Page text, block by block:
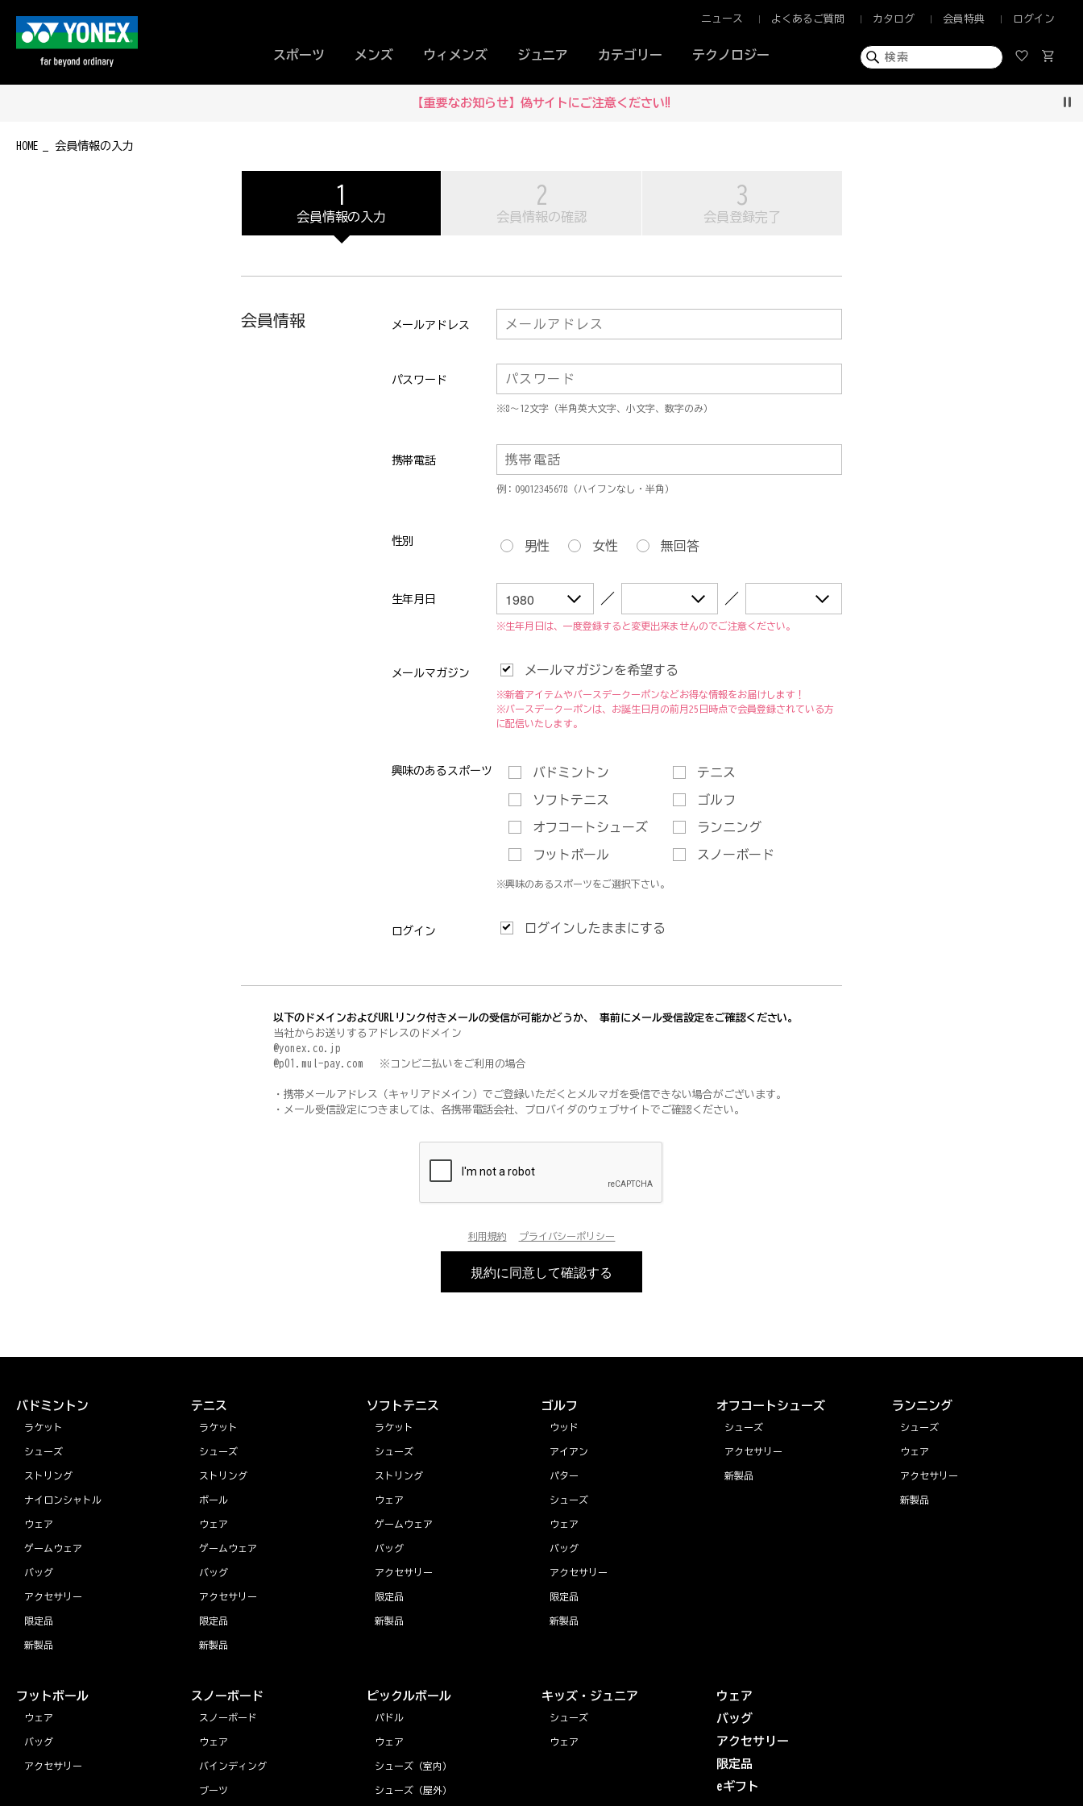
スポーツ メンズ ウィメンズ ジュニア カテゴリー テクノロジー
ニュース よくあるご質問 カタログ 会員特典 ログイン
【重要なお知らせ】偽サイトにご注意ください‼
HOME 会員情報の入力
会員情報の入力 会員情報の確認 会員登録完了
会員情報 メールアドレス
パスワード
※8〜12文字（半角英大文字、小文字、数字のみ）
携帯電話
例：09012345678（ハイフンなし・半角）
性別 男性 女性 無回答
生年月日 ／ ／
※生年月日は、一度登録すると変更出来ませんのでご注意ください。
メールマガジン メールマガジンを希望する
※新着アイテムやバースデークーポンなどお得な情報をお届けします！
※バースデークーポンは、お誕生日月の前月25日時点で会員登録されている方
に配信いたします。
興味のあるスポーツ バドミントン テニス
ソフトテニス ゴルフ
オフコートシューズ ランニング
フットボール スノーボード
※興味のあるスポーツをご選択下さい。
ログイン ログインしたままにする
以下のドメインおよびURLリンク付きメールの受信が可能かどうか、 事前にメール受信設定をご確認ください。
当社からお送りするアドレスのドメイン
@yonex.co.jp
@p01.mul-pay.com ※コンビニ払いをご利用の場合
・携帯メールアドレス（キャリアドメイン）でご登録いただくとメルマガを受信できない場合がございます。
・メール受信設定につきましては、各携帯電話会社、プロバイダのウェブサイトでご確認ください。
利用規約 プライバシーポリシー
規約に同意して確認する
バドミントン
ラケット
シューズ
ストリング
ナイロンシャトル
ウェア
ゲームウェア
バッグ
アクセサリー
限定品
新製品
テニス
ラケット
シューズ
ストリング
ボール
ウェア
ゲームウェア
バッグ
アクセサリー
限定品
新製品
ソフトテニス
ラケット
シューズ
ストリング
ウェア
ゲームウェア
バッグ
アクセサリー
限定品
新製品
ゴルフ
ウッド
アイアン
パター
シューズ
ウェア
バッグ
アクセサリー
限定品
新製品
オフコートシューズ
シューズ
アクセサリー
新製品
ランニング
シューズ
ウェア
アクセサリー
新製品
フットボール
ウェア
バッグ
アクセサリー
スノーボード
スノーボード
ウェア
バインディング
ブーツ
ピックルボール
パドル
ウェア
シューズ（室内）
シューズ（屋外）
キッズ・ジュニア
シューズ
ウェア
ウェア
バッグ
アクセサリー
限定品
eギフト